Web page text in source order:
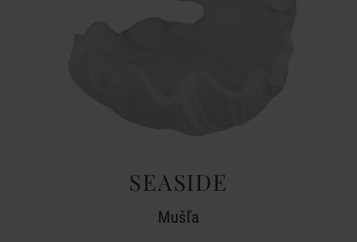
SEASIDE
Mušľa